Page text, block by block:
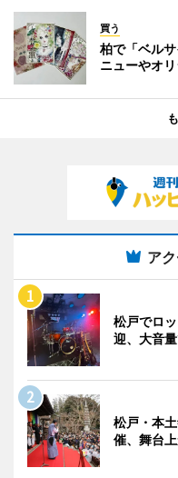
買う
柏で「ベル
ニューやオ
ア
松戸でロ
迎、大音
松戸・本
催、舞台